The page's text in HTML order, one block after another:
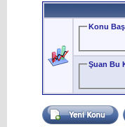
Konu
Şuan Bu